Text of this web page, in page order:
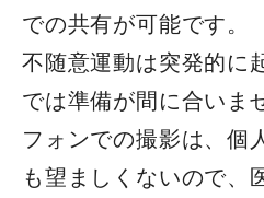
での共有が可能です。
不随意運動は突発的に
では準備が間に合いま
フォンでの撮影は、個
も望ましくないので、